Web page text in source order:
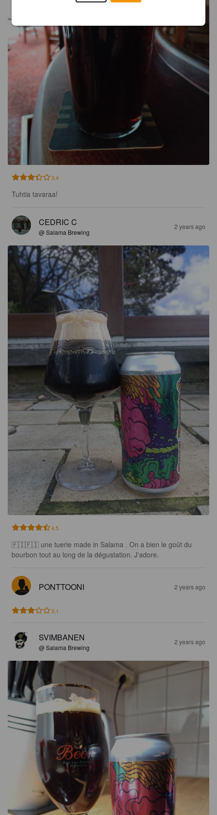
3.4
Tuhtia tavaraa!
CEDRIC C
@ Salama Brewing
2 years ago
4.5
🇫🇮🇫🇮 une tuerie made in Salama . On a bien le goût du
bourbon tout au long de la dégustation. J'adore.
PONTTOONI 2 years ago
3.1
SVIMBANEN
@ Salama Brewing
2 years ago